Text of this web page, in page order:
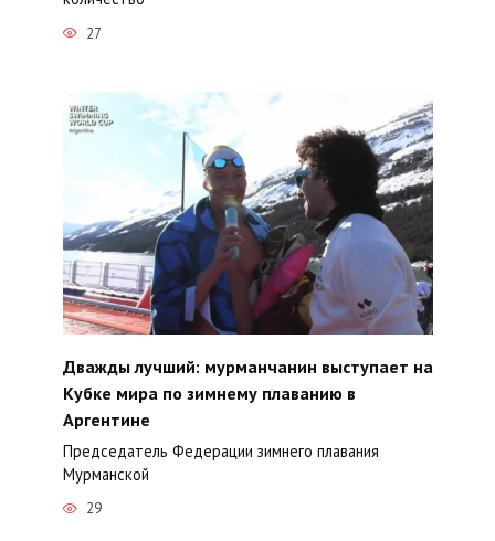
27
Дважды лучший: мурманчанин выступает на
Кубке мира по зимнему плаванию в
Аргентине
Председатель Федерации зимнего плавания
Мурманской
29